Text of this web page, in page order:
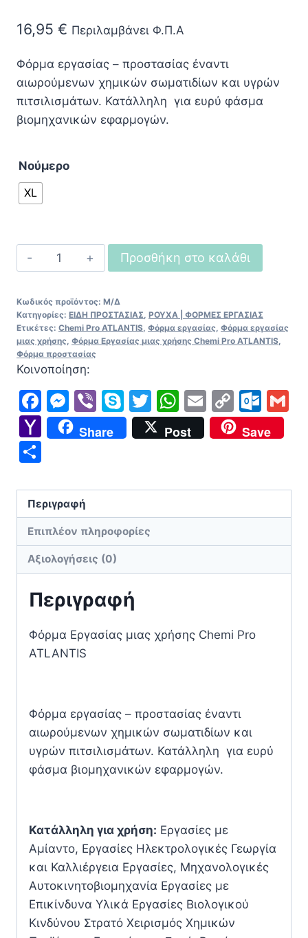
16,95 € Περιλαμβάνει Φ.Π.Α
Φόρμα εργασίας – προστασίας έναντι
αιωρούμενων χημικών σωματιδίων και υγρών
πιτσιλισμάτων. Κατάλληλη για ευρύ φάσμα
βιομηχανικών εφαρμογών.
Νούμερο
XL
Φόρμα
Εργασίας
χρήσης
Chemi
Pro
ATLANTIS
Προσθήκη στο καλάθι
Κωδικός προϊόντος: Μ/Δ
Κατηγορίες: ΕΙΔΗ ΠΡΟΣΤΑΣΙΑΣ ΡΟΥΧΑ | ΦΟΡΜΕΣ ΕΡΓΑΣΙΑΣ
Ετικέτες: Chemi Pro ATLANTIS Φόρμα εργασίας Φόρμα εργασίας
μιας χρήσης Φόρμα Εργασίας μιας χρήσης Chemi Pro ATLANTIS
Φόρμα προστασίας
Κοινοποίηση:
Facebook
Messenger
ViberSkype
Twitter
WhatsApp
EmailCopy
Link
Yahoo
Mail
Share Post Save
Περιγραφή
Επιπλέον πληροφορίες
Αξιολογήσεις (0)
Περιγραφή
Φόρμα Εργασίας μιας χρήσης Chemi Pro
ATLANTIS
Φόρμα εργασίας – προστασίας έναντι
αιωρούμενων χημικών σωματιδίων και
υγρών πιτσιλισμάτων. Κατάλληλη για ευρύ
φάσμα βιομηχανικών εφαρμογών.
Κατάλληλη για χρήση: Εργασίες με
Αμίαντο, Εργασίες Ηλεκτρολογικές Γεωργία
και Καλλιέργεια Εργασίες, Μηχανολογικές
Αυτοκινητοβιομηχανία Εργασίες με
Επικίνδυνα Υλικά Εργασίες Βιολογικού
Κινδύνου Στρατό Χειρισμός Χημικών